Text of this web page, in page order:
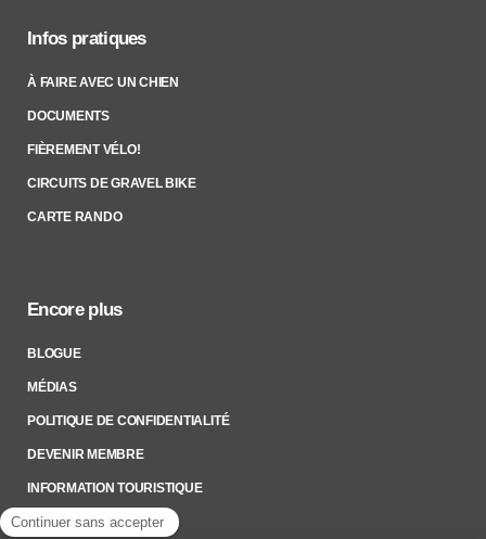
Infos pratiques
À FAIRE AVEC UN CHIEN
DOCUMENTS
FIÈREMENT VÉLO!
CIRCUITS DE GRAVEL BIKE
CARTE RANDO
Encore plus
BLOGUE
MÉDIAS
POLITIQUE DE CONFIDENTIALITÉ
DEVENIR MEMBRE
INFORMATION TOURISTIQUE